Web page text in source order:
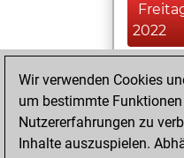
2022
Wir verwenden Cookies
um bestimmte
Nutzererfahrungen zu
Inhalte auszuspielen.